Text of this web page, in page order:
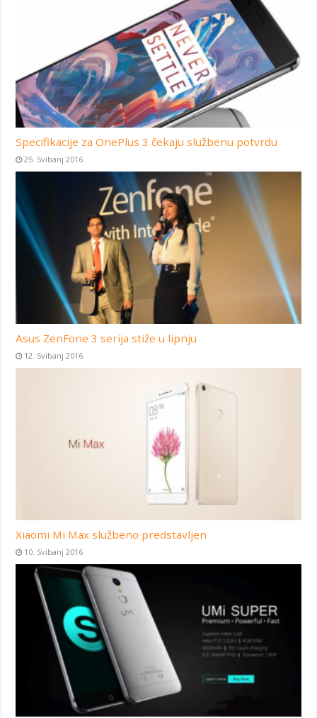
Specifikacije za OnePlus 3 čekaju službenu potvrdu
25. Svibanj 2016
Asus ZenFone 3 serija stiže u lipnju
12. Svibanj 2016
Xiaomi Mi Max službeno predstavljen
10. Svibanj 2016